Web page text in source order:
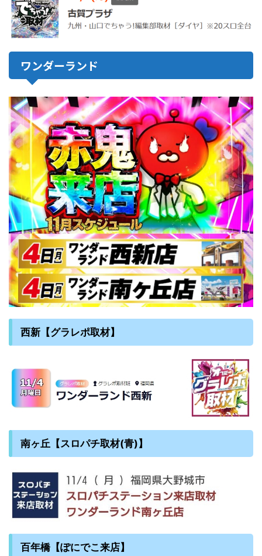
ワンダーランド
西新【グラレポ取材】
南ヶ丘【スロパチ取材(青)】
百年橋【ぽにでこ来店】